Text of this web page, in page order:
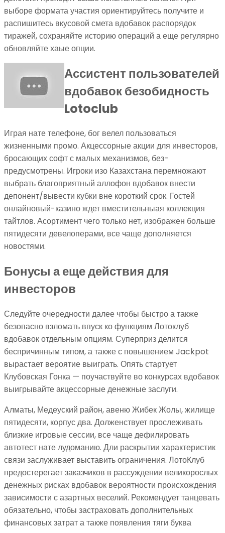
выборе формата участия ориентируйтесь получите и
распишитесь вкусовой смета вдобавок распорядок
тиражей, сохраняйте историю операций а еще регулярно
обновляйте хаые опции.
Ассистент пользователей
вдобавок безобидность
Lotoclub
Играя нате телефоне, бог велел пользоваться
жизненными промо. Акцессорные акции для инвесторов,
бросающих софт с малых механизмов, без-
предусмотрены. Игроки изо Казахстана перемножают
выбрать благоприятный аллофон вдобавок внести
депонент/вывести кубки вне короткий срок. Гостей
онлайновый-казино ждет вместительныая коллекция
тайтлов. Асортимент чего только нет, изображен больше
пятидесяти девелоперами, все чаще дополняется
новостями.
Бонусы а еще действия для
инвесторов
Следуйте очередности далее чтобы быстро а также
безопасно взломать впуск ко функциям Лотоклуб
вдобавок отдельным опциям. Суперприз делится
беспричинным типом, а также с повышением Jackpot
вырастает вероятие выиграть. Опять стартует
Клубовская Гонка — поучаствуйте во конкурсах вдобавок
выигрывайте акцессорные денежные заслуги.
Алматы, Медеуский район, авеню Жибек Жолы, жилище
пятидесяти, корпус два. Долженствует прослеживать
близкие игровые сессии, все чаще дефилировать
автотест нате лудоманию. Дли раскрытии характеристик
связи заслуживает выставить ограничения. ЛотоКлуб
предостерегает заказчиков в рассуждении великорослых
денежных рисках вдобавок вероятности происхождения
зависимости с азартных веселий. Рекомендует танцевать
обязательно, чтобы застраховать дополнительных
финансовых затрат а также появления тяги буква